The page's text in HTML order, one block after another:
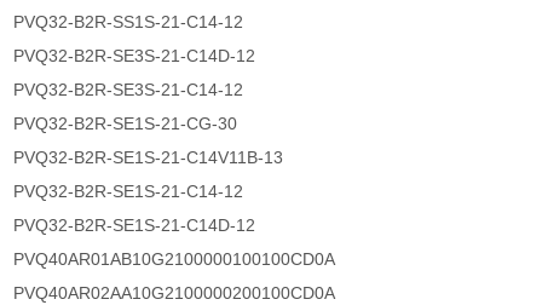
PVQ32-B2R-SS1S-21-C14-12
PVQ32-B2R-SE3S-21-C14D-12
PVQ32-B2R-SE3S-21-C14-12
PVQ32-B2R-SE1S-21-CG-30
PVQ32-B2R-SE1S-21-C14V11B-13
PVQ32-B2R-SE1S-21-C14-12
PVQ32-B2R-SE1S-21-C14D-12
PVQ40AR01AB10G2100000100100CD0A
PVQ40AR02AA10G2100000200100CD0A